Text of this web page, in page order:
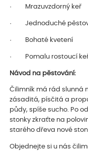
· Mrazuvzdorný keř
· Jednoduché
· Bohaté kvetení
· Pomalu rostoucí
Návod na pěstování:
Čilimník má rád slunná
zásaditá, písčitá a
půdy, spíše sucho. Po
stonky zkraťte na
starého dřeva nové
Objednejte si u nás